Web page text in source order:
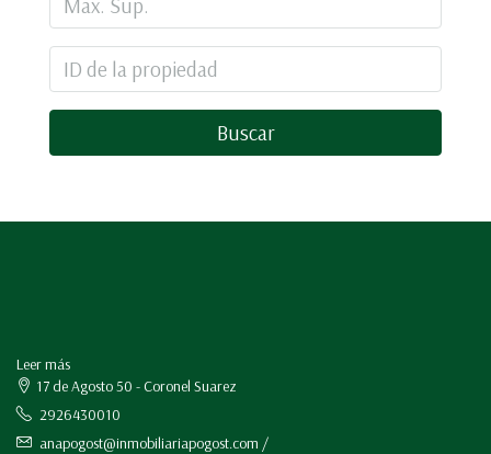
Buscar
Leer más
17 de Agosto 50 - Coronel Suarez
2926430010
anapogost@inmobiliariapogost.com /